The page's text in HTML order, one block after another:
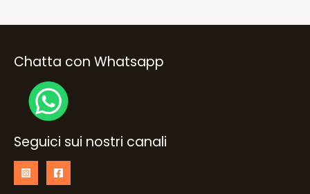
Chatta con Whatsapp
Seguici sui nostri canali